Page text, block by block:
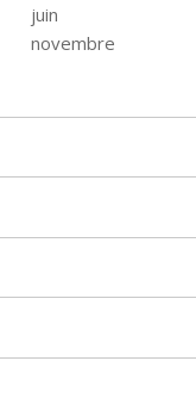
juin
novembre